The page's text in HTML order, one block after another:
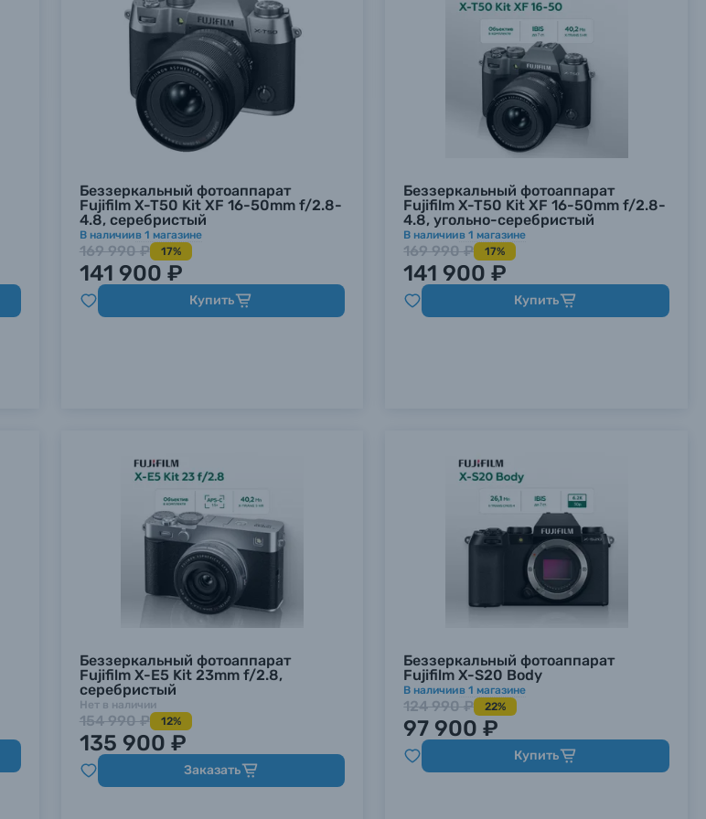
Беззеркальный фотоаппарат
Fujifilm X-T50 Kit XF 16-50mm f/2.8-
4.8, серебристый
В наличиив 1 магазине
169 990 ₽ 17%
141 900 ₽
Купить
Беззеркальный фотоаппарат
Fujifilm X-T50 Kit XF 16-50mm f/2.8-
4.8, угольно-серебристый
В наличиив1 магазине
169 990 ₽ 17%
141 900 ₽
Купить
Беззеркальный фотоаппарат
Fujifilm X-E5 Kit 23mm f/2.8,
серебристый
Нет в наличии
154 990 ₽ 12%
135 900 ₽
Заказать
Беззеркальный фотоаппарат
Fujifilm X-S20 Body
В наличиив1 магазине
124 990 ₽ 22%
97 900 ₽
Купить